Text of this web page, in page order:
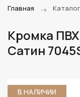
Главная Каталог
Кромка
Сатин
В НАЛИЧИИ